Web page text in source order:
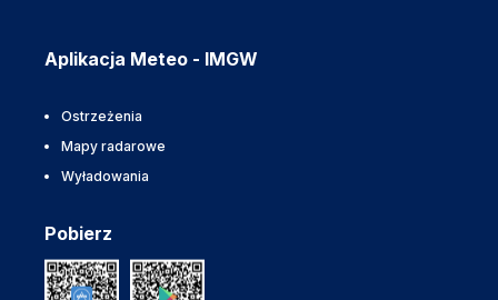
Aplikacja Meteo - IMGW
Ostrzeżenia
Mapy radarowe
Wyładowania
Pobierz